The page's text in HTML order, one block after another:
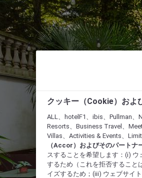
クッキー（Cookie）およ
ALL、hotelF1、ibis、Pullman
Resorts、Business Travel、
Villas、Activities & Events、
（Accor）およびそのパートナ
スすることを希望します：(i)
するため（これを拒否すること
イズするため；(iii) ウェブサイ